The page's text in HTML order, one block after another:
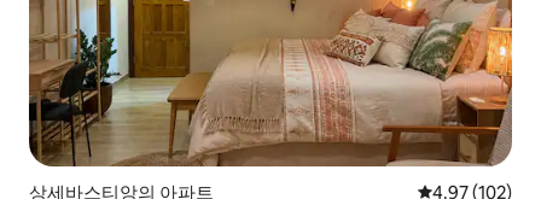
상세바스티앙의 아파트 평점 4.97점(5
4.97 (102)